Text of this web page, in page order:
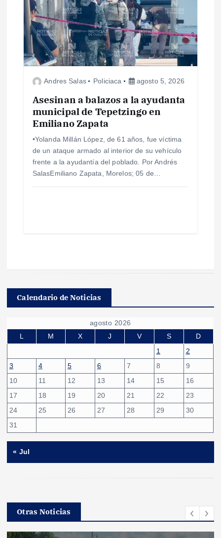
Andres Salas Policiaca agosto 5, 2026
Asesinan a balazos a la ayudanta
municipal de Tepetzingo en
Emiliano Zapata
•Yolanda Millán López, de 61 años, fue víctima
de un ataque armado al interior de su vehículo
frente a la ayudantía del poblado. Por Andrés
SalasEmiliano Zapata, Morelos; 05 de…
Calendario de Noticias
agosto 2026
L
M X J V S
D
1
2
3
4 5 6 7 8
9
10
11 12 13 14 15
16
17
18 19 20 21 22
23
24
25 26 27 28 29
30
31
« Jul
Otras Noticias